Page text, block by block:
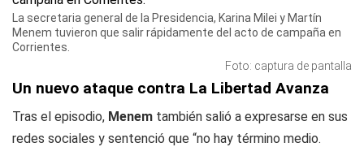
La secretaria general de la Presidencia, Karina Milei y Martín
Menem tuvieron que salir rápidamente del acto de campaña en
Corrientes.
Foto: captura de pantalla
Un nuevo ataque contra La Libertad Avanza
Tras el episodio, Menem también salió a expresarse en sus
redes sociales y sentenció que “no hay término medio.